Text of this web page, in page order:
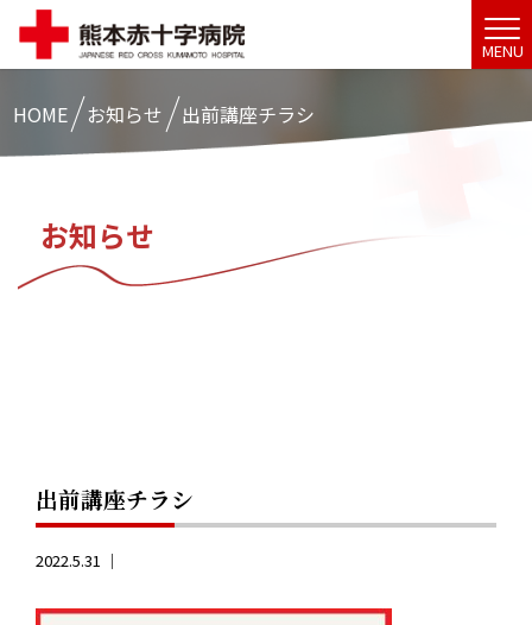
MENU
HOME お知らせ 出前講座チラシ
お知らせ
出前講座チラシ
2022.5.31 ｜